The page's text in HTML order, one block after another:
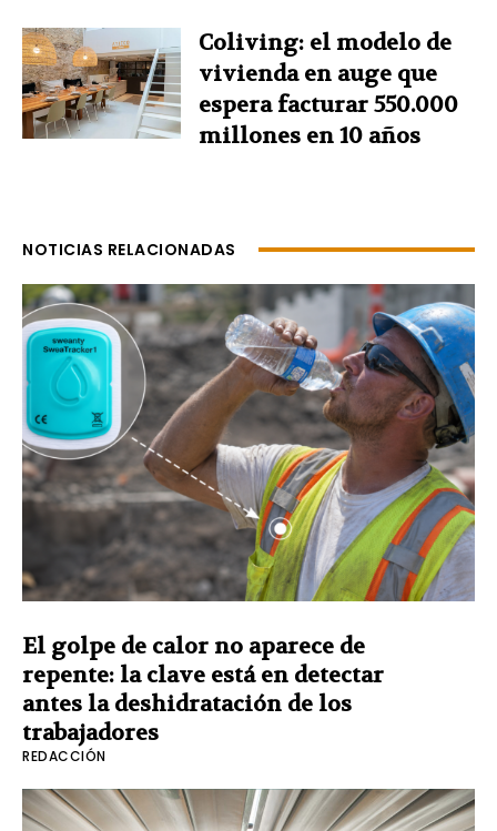
Coliving: el modelo de
vivienda en auge que
espera facturar 550.000
millones en 10 años
NOTICIAS RELACIONADAS
El golpe de calor no aparece de
repente: la clave está en detectar
antes la deshidratación de los
trabajadores
REDACCIÓN